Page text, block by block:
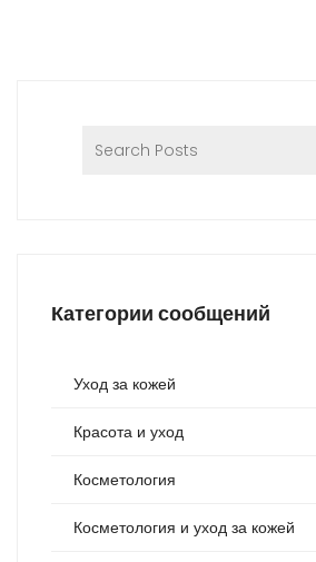
Категории сообщений
Уход за кожей
Красота и уход
Косметология
Косметология и уход за кожей